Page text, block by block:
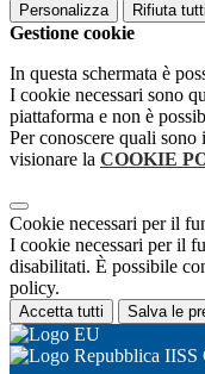
Personalizza Rifiuta tutti
Gestione cookie
In questa schermata è
I cookie necessari sono
piattaforma e non è
Per conoscere quali
visionare la COOKIE
Cookie necessari per il
I cookie necessari per il
disabilitati. È possibile
policy.
Accetta tutti Salva le
IISS